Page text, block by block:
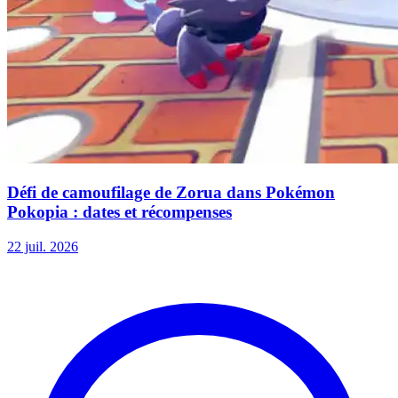
Défi de camoufilage de Zorua dans Pokémon
Pokopia : dates et récompenses
22 juil. 2026